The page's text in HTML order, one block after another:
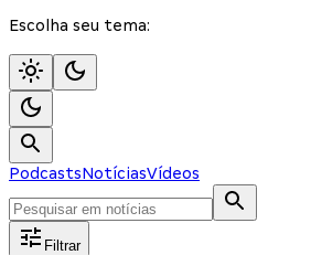
Escolha seu tema:
PodcastsNotíciasVídeos
Filtrar